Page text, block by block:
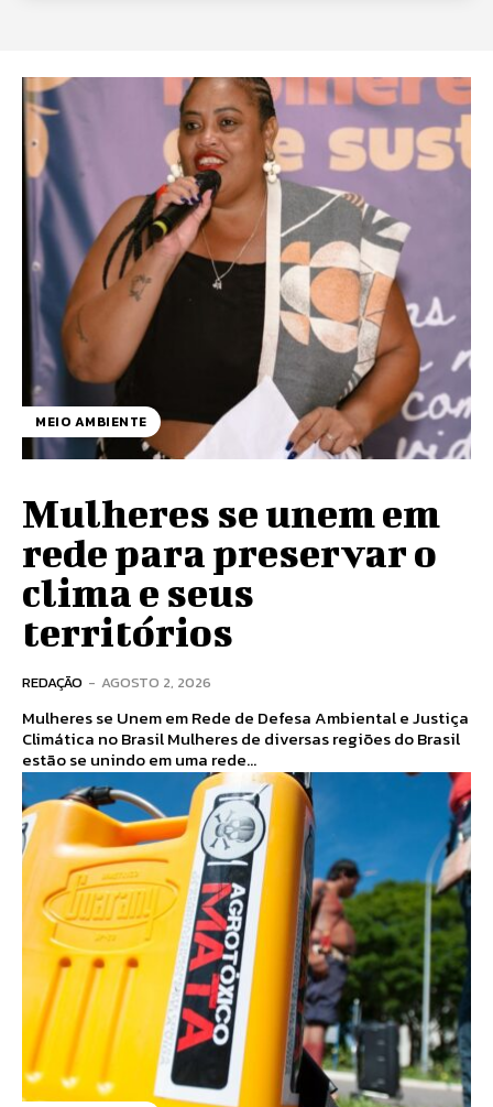
MEIO AMBIENTE
Mulheres se unem em
rede para preservar o
clima e seus
territórios
REDAÇÃO - AGOSTO 2, 2026
Mulheres se Unem em Rede de Defesa Ambiental e Justiça
Climática no Brasil Mulheres de diversas regiões do Brasil
estão se unindo em uma rede...